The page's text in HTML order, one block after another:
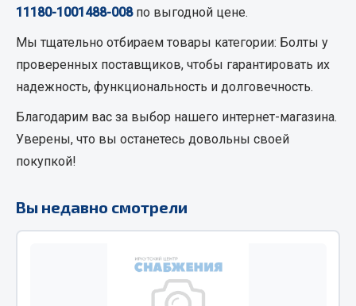
Болты
Пресс-масленки
Пружины
Хомуты
Весь раздел
Соединительные элементы
11180-1001488-008по выгодной цене.
Мы тщательно отбираем товары категории: Болты у
проверенных поставщиков, чтобы гарантировать их
надежность, функциональность и долговечность.
Благодарим вас за выбор нашего интернет-магазина.
Уверены, что вы останетесь довольны своей
покупкой!
Вы недавно смотрели